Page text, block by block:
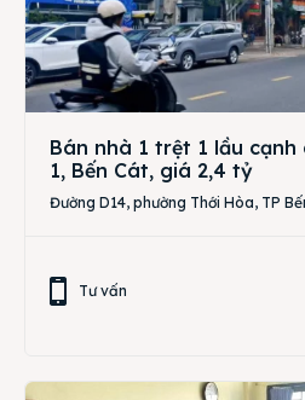
Bán nhà 1 trệt 1 lầu cạnh
1, Bến Cát, giá 2,4 tỷ
Đường D14, phường Thới Hòa, TP
Tư vấn